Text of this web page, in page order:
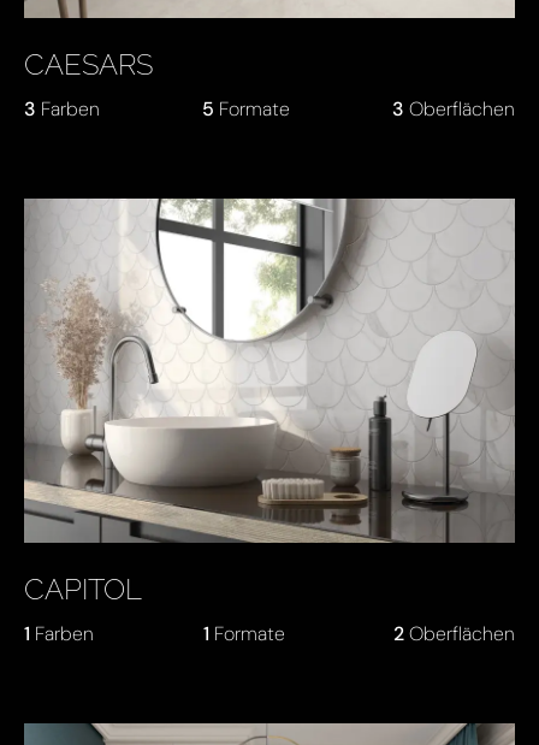
CAESARS
3 Farben 5 Formate 3 Oberflächen
CAPITOL
1 Farben 1 Formate 2Oberflächen